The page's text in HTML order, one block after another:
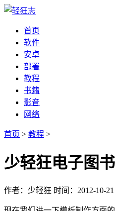
首页
软件
安卓
部署
教程
书籍
影音
网络
首页 > 教程 >
少轻狂电子图
作者：少轻狂 时间：2012-10-21